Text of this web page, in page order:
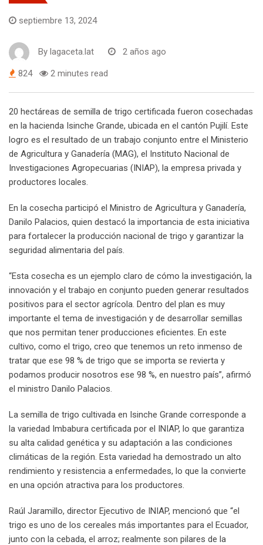
septiembre 13, 2024
By lagaceta.lat 2 años ago
824 2 minutes read
20 hectáreas de semilla de trigo certificada fueron cosechadas
en la hacienda Isinche Grande, ubicada en el cantón Pujilí. Este
logro es el resultado de un trabajo conjunto entre el Ministerio
de Agricultura y Ganadería (MAG), el Instituto Nacional de
Investigaciones Agropecuarias (INIAP), la empresa privada y
productores locales.
En la cosecha participó el Ministro de Agricultura y Ganadería,
Danilo Palacios, quien destacó la importancia de esta iniciativa
para fortalecer la producción nacional de trigo y garantizar la
seguridad alimentaria del país.
“Esta cosecha es un ejemplo claro de cómo la investigación, la
innovación y el trabajo en conjunto pueden generar resultados
positivos para el sector agrícola. Dentro del plan es muy
importante el tema de investigación y de desarrollar semillas
que nos permitan tener producciones eficientes. En este
cultivo, como el trigo, creo que tenemos un reto inmenso de
tratar que ese 98 % de trigo que se importa se revierta y
podamos producir nosotros ese 98 %, en nuestro país”, afirmó
el ministro Danilo Palacios.
La semilla de trigo cultivada en Isinche Grande corresponde a
la variedad Imbabura certificada por el INIAP, lo que garantiza
su alta calidad genética y su adaptación a las condiciones
climáticas de la región. Esta variedad ha demostrado un alto
rendimiento y resistencia a enfermedades, lo que la convierte
en una opción atractiva para los productores.
Raúl Jaramillo, director Ejecutivo de INIAP, mencionó que “el
trigo es uno de los cereales más importantes para el Ecuador,
junto con la cebada, el arroz; realmente son pilares de la